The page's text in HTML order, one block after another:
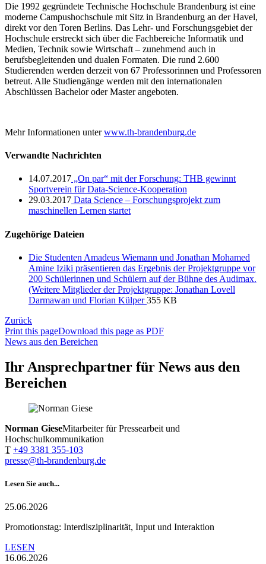
Die 1992 gegründete Technische Hochschule Brandenburg ist eine
moderne Campushochschule mit Sitz in Brandenburg an der Havel,
direkt vor den Toren Berlins. Das Lehr- und Forschungsgebiet der
Hochschule erstreckt sich über die Fachbereiche Informatik und
Medien, Technik sowie Wirtschaft – zunehmend auch in
berufsbegleitenden und dualen Formaten. Die rund 2.600
Studierenden werden derzeit von 67 Professorinnen und Professoren
betreut. Alle Studiengänge werden mit den internationalen
Abschlüssen Bachelor oder Master angeboten.
Mehr Informationen unterwww.th-brandenburg.de
Verwandte Nachrichten
14.07.2017 „On par“ mit der Forschung: THB gewinnt
Sportverein für Data-Science-Kooperation
29.03.2017 Data Science – Forschungsprojekt zum
maschinellen Lernen startet
Zugehörige Dateien
Die Studenten Amadeus Wiemann und Jonathan Mohamed
Amine Iziki präsentieren das Ergebnis der Projektgruppe vor
200 Schülerinnen und Schülern auf der Bühne des Audimax.
(Weitere Mitglieder der Projektgruppe: Jonathan Lovell
Darmawan und Florian Külper355 KB
Zurück
Print this pageDownload this page as PDF
News aus den Bereichen
Ihr Ansprechpartner für News aus den
Bereichen
Norman GieseMitarbeiter für Pressearbeit und
Hochschulkommunikation
T +49 3381 355-103
presse@th-brandenburg.de
Lesen Sie auch...
25.06.2026
Promotionstag: Interdisziplinarität, Input und Interaktion
LESEN
16.06.2026